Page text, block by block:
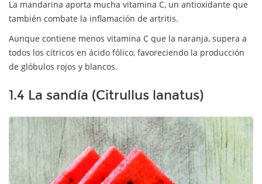
La mandarina aporta mucha vitamina C, un antioxidante que
también combate la inflamación de artritis.
Aunque contiene menos vitamina C que la naranja, supera a
todos los cítricos en ácido fólico, favoreciendo la producción
de glóbulos rojos y blancos.
1.4 La sandía (Citrullus lanatus)